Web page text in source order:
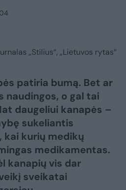
„Stilius“, „Lietuvos rytas“
patiria bumą. Bet ar
naudingos, o gal tai
daugeliui kanapės –
sukeliantis
kai kurių medikų
medikamentas.
kanapių vis dar
sveikatai